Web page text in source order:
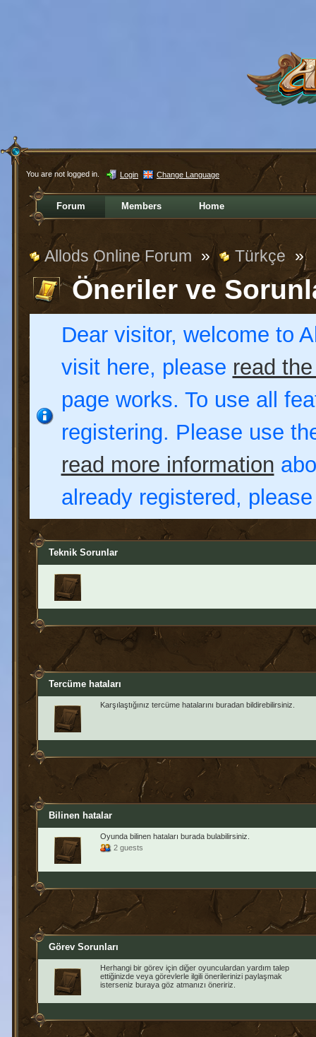
You are not logged in. Login Change Language
Forum Members Home
Allods Online Forum » Türkçe »
Öneriler ve
Dear visitor, welcome to
visit here, please read
page works. To use all
registering. Please use
read more information
already registered,
Teknik Sorunlar
Tercüme hataları
Karşılaştığınız tercüme hatalarını buradan bildirebilirsiniz.
Bilinen hatalar
Oyunda bilinen hataları burada bulabilirsiniz.
2 guests
Görev Sorunları
Herhangi bir görev için diğer oyunculardan yardım talep
ettiğinizde veya görevlerle ilgili önerilerinizi paylaşmak
isterseniz buraya göz atmanızı öneririz.